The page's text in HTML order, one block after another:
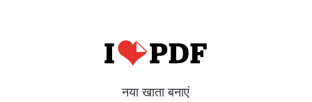
नया खाता बनाएं